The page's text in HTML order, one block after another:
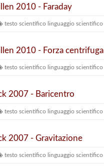
2010 - Faraday
testo scientifico linguaggio scientifico
2010 - Forza centrifuga
testo scientifico linguaggio scientifico
2007 - Baricentro
testo scientifico linguaggio scientifico
2007 - Gravitazione
testo scientifico linguaggio scientifico